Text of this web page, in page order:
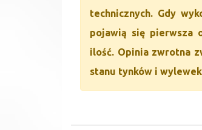
technicznych. Gdy
pojawią się pierwsza
ilość. Opinia zwrotna
stanu tynków i